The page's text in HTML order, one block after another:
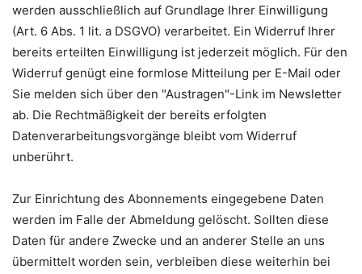
werden ausschließlich auf Grundlage Ihrer Einwilligung
(Art. 6 Abs. 1 lit. a DSGVO) verarbeitet. Ein Widerruf Ihrer
bereits erteilten Einwilligung ist jederzeit möglich. Für den
Widerruf genügt eine formlose Mitteilung per E-Mail oder
Sie melden sich über den "Austragen"-Link im Newsletter
ab. Die Rechtmäßigkeit der bereits erfolgten
Datenverarbeitungsvorgänge bleibt vom Widerruf
unberührt.
Zur Einrichtung des Abonnements eingegebene Daten
werden im Falle der Abmeldung gelöscht. Sollten diese
Daten für andere Zwecke und an anderer Stelle an uns
übermittelt worden sein, verbleiben diese weiterhin bei